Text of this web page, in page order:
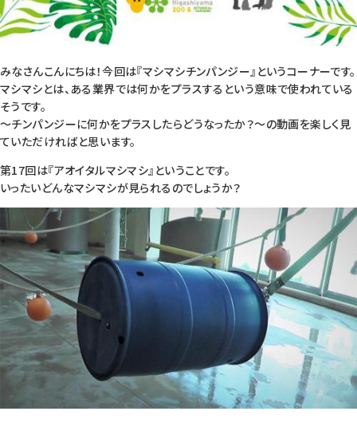
みなさんこんにちは！今回は『マシマシチンパンジー』というコーナーです。
マシマシとは、ある業界では何かをプラスするという意味で使われている
そうです。
～チンパンジーに何かをプラスしたらどうなったか？～の動画を楽しく見
ていただければと思います。
第17回は『アオイタルマシマシ』ということです。
いったいどんなマシマシが見られるのでしょうか？